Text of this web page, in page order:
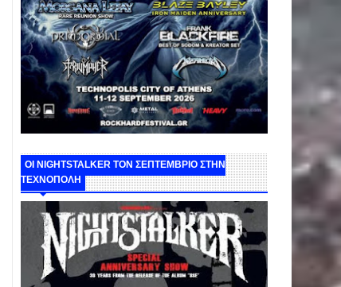
ΟΙ NIGHTSTALKER ΤΟΝ ΣΕΠΤΕΜΒΡΙΟ ΣΤΗΝ
ΤΕΧΝΟΠΟΛΗ